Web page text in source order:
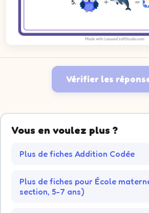
Vérifier les
Vous en voulez plus ?
Plus de fiches Addition Codée
Plus de fiches pour École
section, 5-7 ans)